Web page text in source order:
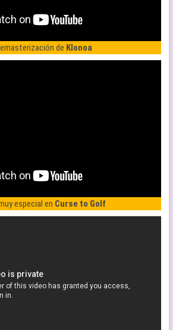
de Klonoa
especial en Curse to Golf